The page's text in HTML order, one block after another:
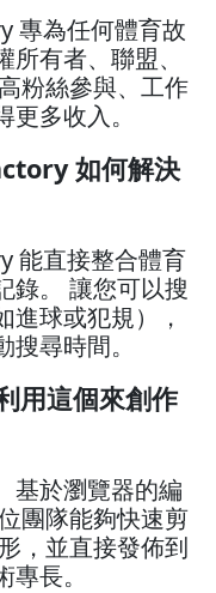
專為任何體育故
有者、聯盟、
粉絲參與、工作
多收入。
如何解決
能直接整合體育
錄。 讓您可以搜
球或犯規），
尋時間。
用這個來創作
基於瀏覽器的編
團隊能夠快速剪
，並直接發佈到
長。